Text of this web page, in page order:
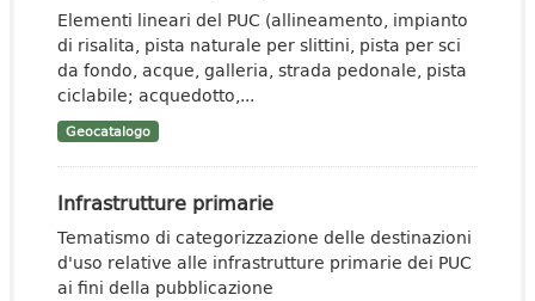
Elementi lineari del PUC (allineamento, impianto
di risalita, pista naturale per slittini, pista per sci
da fondo, acque, galleria, strada pedonale, pista
ciclabile; acquedotto,...
Geocatalogo
Infrastrutture primarie
Tematismo di categorizzazione delle destinazioni
d'uso relative alle infrastrutture primarie dei PUC
ai fini della pubblicazione